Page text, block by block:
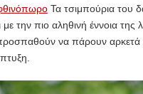
Τα τσιμπούρια του
την πιο αληθινή έννοια της
να πάρουν αρκετά